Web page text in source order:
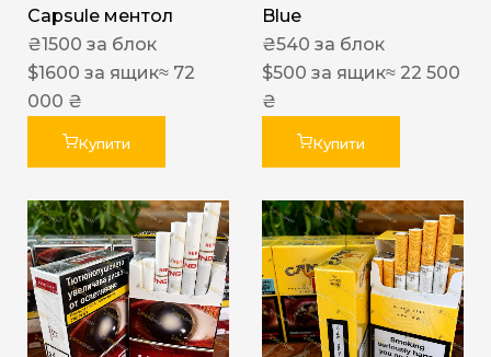
Capsule ментол
₴1500 за блок
$1600 за ящик≈ 72
000 ₴
Купити
Blue
₴540 за блок
$500 за ящик≈ 22 500
₴
Купити